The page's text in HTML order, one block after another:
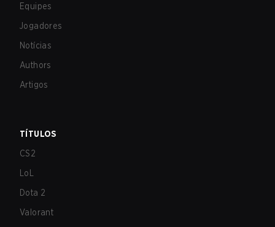
Equipes
Jogadores
Notícias
Authors
Artigos
TÍTULOS
CS2
LoL
Dota 2
Valorant